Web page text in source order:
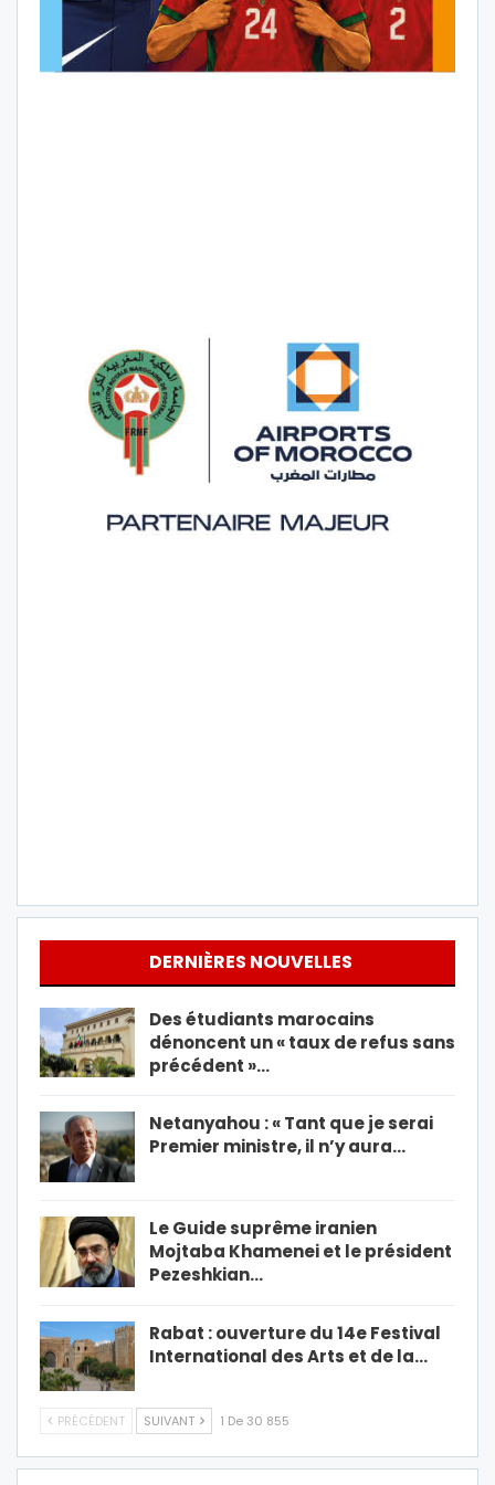
DERNIÈRES NOUVELLES
Des étudiants marocains
dénoncent un « taux de refus sans
précédent »…
Netanyahou : « Tant que je serai
Premier ministre, il n’y aura…
Le Guide suprême iranien
Mojtaba Khamenei et le président
Pezeshkian…
Rabat : ouverture du 14e Festival
International des Arts et de la…
PRÉCÉDENT SUIVANT 1 De 30 855